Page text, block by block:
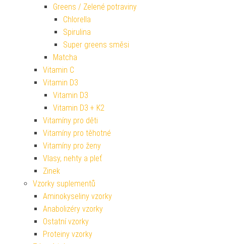
Greens / Zelené potraviny
Chlorella
Spirulina
Super greens směsi
Matcha
Vitamin C
Vitamin D3
Vitamin D3
Vitamin D3 + K2
Vitamíny pro děti
Vitamíny pro těhotné
Vitamíny pro ženy
Vlasy, nehty a pleť
Zinek
Vzorky suplementů
Aminokyseliny vzorky
Anabolizéry vzorky
Ostatní vzorky
Proteiny vzorky